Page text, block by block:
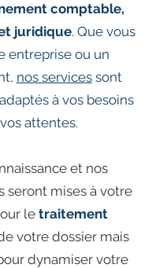
comptable,
juridique. Que vous
entreprise ou un
nos servicessont
à vos besoins
attentes.
et nos
seront mises à votre
le traitement
votre dossier mais
dynamiser votre